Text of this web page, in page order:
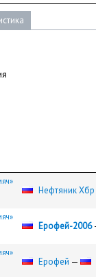
Нефтяник Хбр
Ерофей-2006
Ерофей —